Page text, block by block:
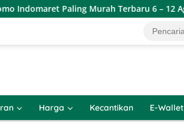
Murah Terbaru 6 – 12 Agustus 2026
Harga Kecantikan E-Wallet